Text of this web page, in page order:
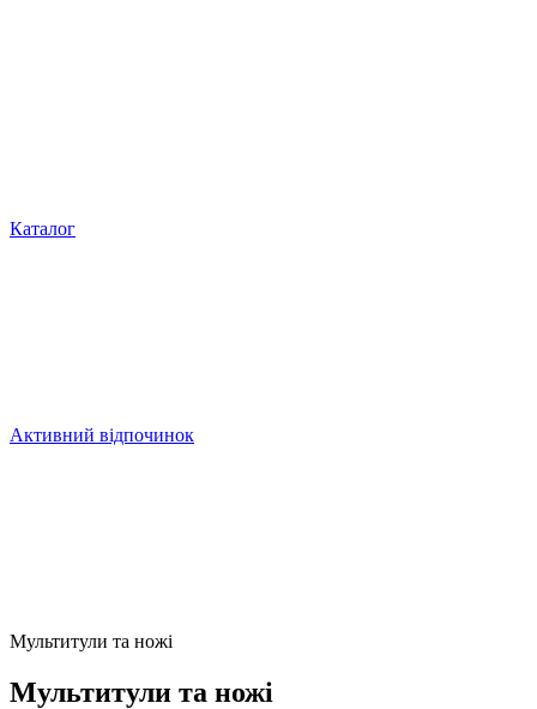
Каталог
Активний відпочинок
Мультитули та ножі
Мультитули та ножі